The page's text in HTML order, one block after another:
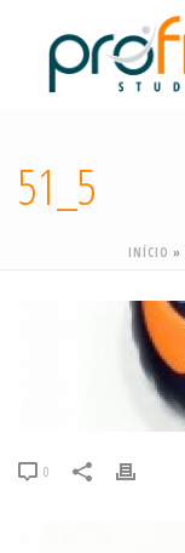
51_5
INÍCIO »
0